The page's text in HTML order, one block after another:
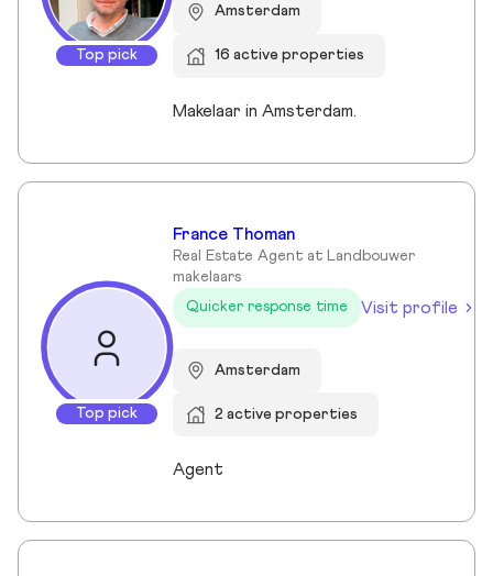
Top pick
Amsterdam
16 active properties
Makelaar in Amsterdam.
Top pick
France Thoman
Real Estate Agent at Landbouwer
makelaars
Quicker response time
Visit profile
Amsterdam
2 active properties
Agent